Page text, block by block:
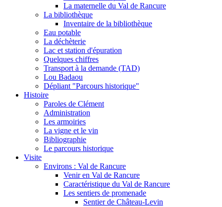
La maternelle du Val de Rancure
La bibliothèque
Inventaire de la bibliothèque
Eau potable
La déchèterie
Lac et station d'épuration
Quelques chiffres
Transport à la demande (TAD)
Lou Badaou
Dépliant "Parcours historique"
Histoire
Paroles de Clément
Administration
Les armoiries
La vigne et le vin
Bibliographie
Le parcours historique
Visite
Environs : Val de Rancure
Venir en Val de Rancure
Caractéristique du Val de Rancure
Les sentiers de promenade
Sentier de Château-Levin